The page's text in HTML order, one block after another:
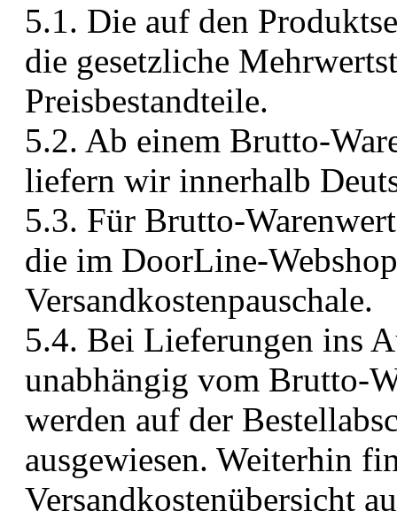
5.1. Die auf den
die gesetzliche
Preisbestandteile.
5.2. Ab einem Brutto-
liefern wir innerhalb
5.3. Für Brutto-
die im DoorLine-
Versandkostenpauschale.
5.4. Bei Lieferungen ins
unabhängig vom Brutto-
werden auf der
ausgewiesen. Weiterhin
Versandkostenübersicht